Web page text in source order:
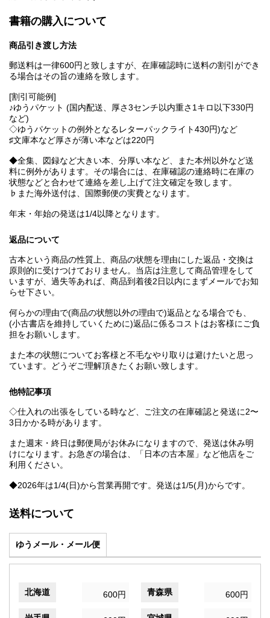
書籍の購入について
商品引き渡し方法
郵送料は一律600円と致しますが、在庫確認時に送料の割引ができ
る場合はその旨の連絡を致します。
[割引可能例]
♪ゆうパケット (国内配送、厚さ3センチ以内重さ1キロ以下330円
など)
◇ゆうパケットの例外となるレターパックライト430円)など
♯文庫本など厚さが薄い本などは220円
◆全集、図録など大きい本、分厚い本など、また本州以外など送
料に例外があります。その場合には、在庫確認の連絡時に在庫の
状態などと合わせて連絡を差し上げて注文確定を致します。
♭また海外送付は、国際郵便の実費となります。
年末・年始の発送は1/4以降となります。
返品について
古本という商品の性質上、商品の状態を理由にした返品・交換は
原則的に受けつけておりません。当店は注意して商品管理をして
いますが、過失等あれば、商品到着後2日以内にまずメールでお知
らせ下さい。
何らかの理由で(商品の状態以外の理由で)返品となる場合でも、
(小古書店を維持していくために)返品に係るコストはお客様にご負
担をお願いします。
また本の状態についてお客様と不毛なやり取りは避けたいと思っ
ています。どうぞご理解頂きたくお願い致します。
他特記事項
◇仕入れの出張をしている時など、ご注文の在庫確認と発送に2〜
3日かかる時があります。
また週末・終日は郵便局がお休みになりますので、発送は休み明
けになります。お急ぎの場合は、「日本の古本屋」など他店をご
利用ください。
◆2026年は1/4(日)から営業再開です。発送は1/5(月)からです。
送料について
ゆうメール・メール便
北海道 600円 青森県 600円